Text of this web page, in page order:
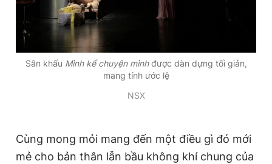
Sân khấu Mình kể chuyện mìnhđược dàn dựng tối giản,
mang tính ước lệ
NSX
Cùng mong mỏi mang đến một điều gì đó mới
mẻ cho bản thân lẫn bầu không khí chung của